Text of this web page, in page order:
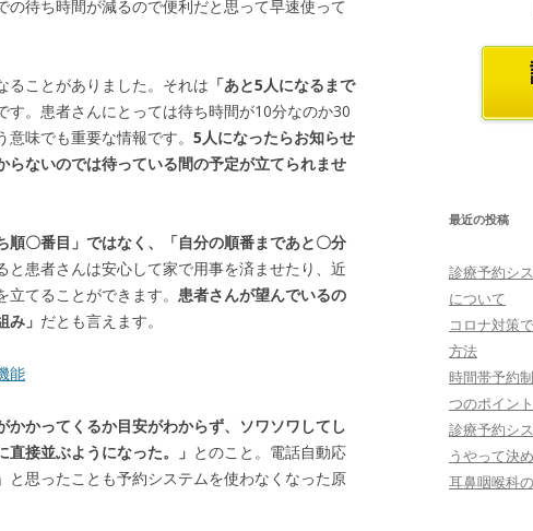
待ち時間が減るので便利だと思って早速使って
ることがありました。それは 「あと5人になるまで
す。患者さんにとっては待ち時間が10分なのか30
味でも重要な情報です。 5人になったらお知らせ
ないのでは待っている間の予定が立てられませ
順〇番目」ではなく、「自分の順番まであと〇分
と患者さんは安心して家で用事を済ませたり、近
てることができます。 患者さんが望んでいるの
」 だとも言えます。
能
かかってくるか目安がわからず、ソワソワしてし
接並ぶようになった。」 とのこと。電話自動応
思ったことも予約システムを使わなくなった原
最近の投稿
診療予約シ
について
コロナ対策
方法
時間帯予約
つのポイント
診療予約シ
うやって決
耳鼻咽喉科